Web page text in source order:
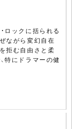
ロックに括られる
ながら変幻自在
拒む自由さと柔
特にドラマーの健